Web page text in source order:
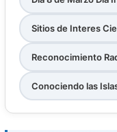
Sitios de Interes
Reconocimiento
Conociendo las